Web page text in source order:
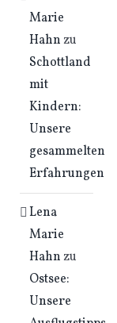
Marie
Hahnzu
Schottland
mit
Kindern:
Unsere
gesammelten
Erfahrungen
Lena
Marie
Hahnzu
Ostsee:
Unsere